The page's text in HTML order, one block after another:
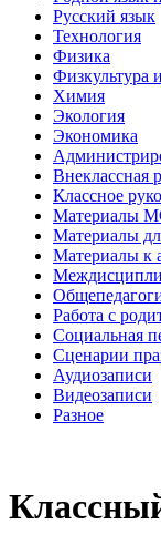
Русский язык
Технология
Физика
Физкультура
Химия
Экология
Экономика
Внеклассная
Классное
Материалы
Материалы
Материалы к
Работа с
Социальная
Сценарии
Аудиозаписи
Видеозаписи
Разное